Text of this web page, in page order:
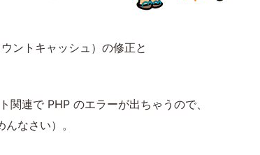
ントキャッシュ）の修正と
連で PHP のエラーが出ちゃうので、
なさい）。